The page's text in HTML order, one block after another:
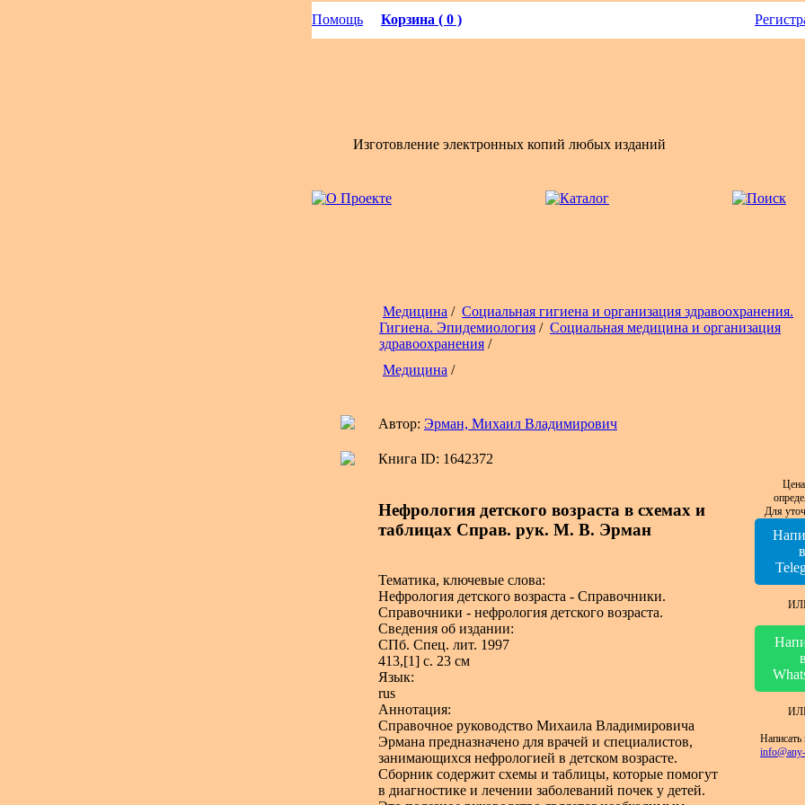
Помощь Корзина ( 0 )
Изготовление электронных копий любых изданий
Медицина / Социальная гигиена и организация здравоохранения.
Гигиена. Эпидемиология / Социальная медицина и организация
здравоохранения /
Медицина /
Автор: Эрман, Михаил Владимирович
Книга ID: 1642372
Нефрология детского возраста в схемах и
таблицах Справ. рук. М. В. Эрман
Тематика, ключевые слова:
Нефрология детского возраста - Справочники.
Справочники - нефрология детского возраста.
Сведения об издании:
СПб. Спец. лит. 1997
413,[1] с. 23 см
Язык:
rus
Аннотация:
Справочное руководство Михаила Владимировича
Эрмана предназначено для врачей и специалистов,
занимающихся нефрологией в детском возрасте.
Сборник содержит схемы и таблицы, которые помогут
в диагностике и лечении заболеваний почек у детей.
Для
в
в
Написать